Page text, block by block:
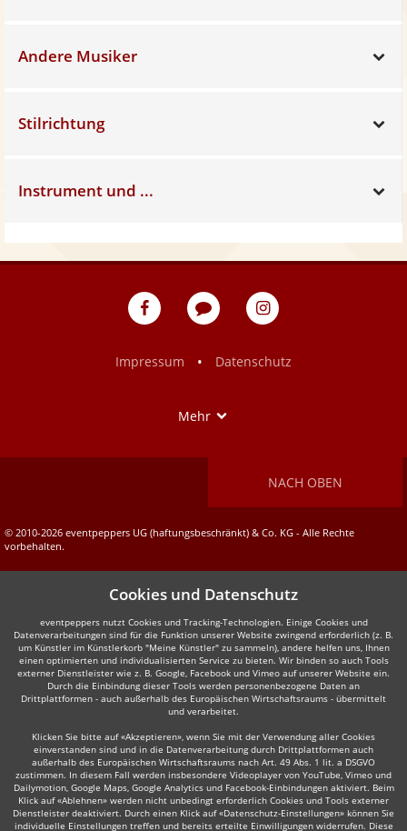
Andere Musiker
Stilrichtung
Instrument und ...
eventpeppers
Blog
eventpeppers
Impressum
• Datenschutz
Mehr
NACH OBEN
© 2010-2026 eventpeppers UG (haftungsbeschränkt) & Co. KG - Alle Rechte
vorbehalten.
Cookies und Datenschutz
eventpeppers nutzt Cookies und Tracking-Technologien. Einige Cookies und
Datenverarbeitungen sind für die Funktion unserer Website zwingend erforderlich (z. B.
um Künstler im Künstlerkorb "Meine Künstler" zu sammeln), andere helfen uns, Ihnen
einen optimierten und individualisierten Service zu bieten. Wir binden so auch Tools
externer Dienstleister wie z. B. Google, Facebook und Vimeo auf unserer Website ein.
Durch die Einbindung dieser Tools werden personenbezogene Daten an
Drittplattformen - auch außerhalb des Europäischen Wirtschaftsraums - übermittelt
und verarbeitet.
Klicken Sie bitte auf «Akzeptieren», wenn Sie mit der Verwendung aller Cookies
einverstanden sind und in die Datenverarbeitung durch Drittplattformen auch
außerhalb des Europäischen Wirtschaftsraums nach Art. 49 Abs. 1 lit. a DSGVO
zustimmen. In diesem Fall werden insbesondere Videoplayer von YouTube, Vimeo und
Dailymotion, Google Maps, Google Analytics und Facebook-Einbindungen aktiviert. Beim
Klick auf «Ablehnen» werden nicht unbedingt erforderlich Cookies und Tools externer
Dienstleister deaktiviert. Durch einen Klick auf «Datenschutz-Einstellungen» können Sie
individuelle Einstellungen treffen und bereits erteilte Einwilligungen widerrufen. Diese